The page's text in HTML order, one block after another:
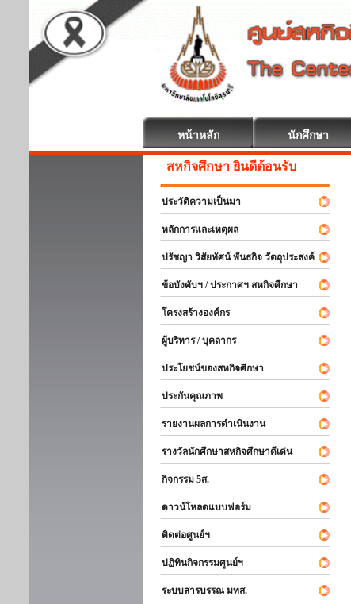
หน้าหลัก นักศึกษา
สหกิจศึกษา ยินดีต้อนรับ
ประวัติความเป็นมา
หลักการและเหตุผล
ปรัชญา วิสัยทัศน์ พันธกิจ วัตถุประสงค์
ข้อบังคับฯ / ประกาศฯ สหกิจศึกษา
โครงสร้างองค์กร
ผู้บริหาร / บุคลากร
ประโยชน์ของสหกิจศึกษา
ประกันคุณภาพ
รายงานผลการดำเนินงาน
รางวัลนักศึกษาสหกิจศึกษาดีเด่น
กิจกรรม 5ส.
ดาวน์โหลดแบบฟอร์ม
ติดต่อศูนย์ฯ
ปฏิทินกิจกรรมศูนย์ฯ
ระบบสารบรรณ มทส.